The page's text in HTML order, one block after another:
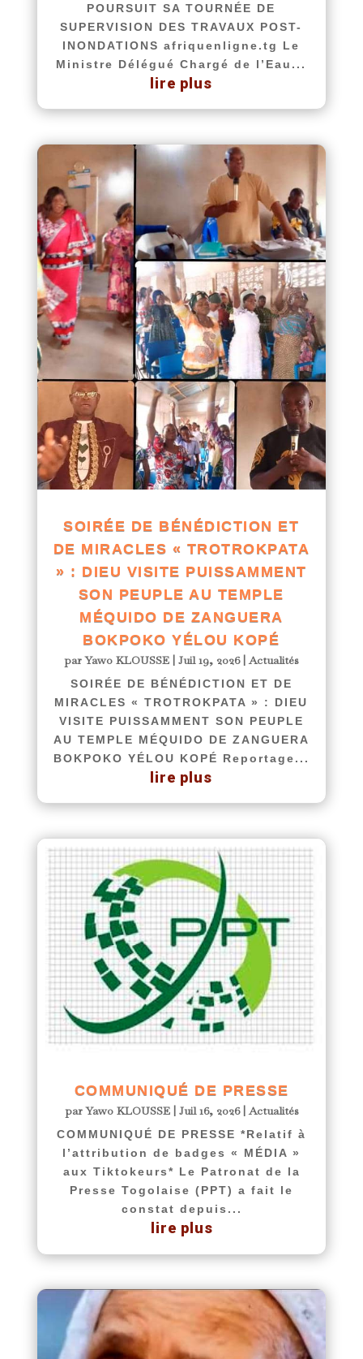
POURSUIT SA TOURNÉE DE
SUPERVISION DES TRAVAUX POST-
INONDATIONS afriquenligne.tg Le
Ministre Délégué Chargé de l’Eau...
lire plus
SOIRÉE DE BÉNÉDICTION ET
DE MIRACLES « TROTROKPATA
» : DIEU VISITE PUISSAMMENT
SON PEUPLE AU TEMPLE
MÉQUIDO DE ZANGUERA
BOKPOKO YÉLOU KOPÉ
parYawo KLOUSSE| Juil 19, 2026| Actualités
SOIRÉE DE BÉNÉDICTION ET DE
MIRACLES « TROTROKPATA » : DIEU
VISITE PUISSAMMENT SON PEUPLE
AU TEMPLE MÉQUIDO DE ZANGUERA
BOKPOKO YÉLOU KOPÉ Reportage...
lire plus
COMMUNIQUÉ DE PRESSE
parYawo KLOUSSE| Juil 16, 2026|Actualités
COMMUNIQUÉ DE PRESSE *Relatif à
l’attribution de badges « MÉDIA »
aux Tiktokeurs* Le Patronat de la
Presse Togolaise (PPT) a fait le
constat depuis...
lire plus